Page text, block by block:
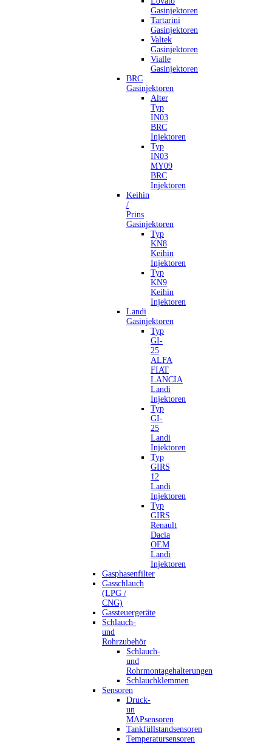
Gasinjektoren
Tartarini
Gasinjektoren
Valtek
Gasinjektoren
Vialle
Gasinjektoren
BRC
Gasinjektoren
Alter
Typ
IN03
BRC
Injektoren
Typ
IN03
MY09
BRC
Injektoren
Keihin
/
Prins
Gasinjektoren
Typ
KN8
Keihin
Injektoren
Typ
KN9
Keihin
Injektoren
Landi
Gasinjektoren
Typ
GI-
25
ALFA
FIAT
LANCIA
Landi
Injektoren
Typ
GI-
25
Landi
Injektoren
Typ
GIRS
12
Landi
Injektoren
Typ
GIRS
Renault
Dacia
OEM
Landi
Injektoren
Gasphasenfilter
Gasschlauch
(LPG /
CNG)
Gassteuergeräte
Schlauch-
und
Rohrzubehör
Schlauch-
und
Rohrmontagehalterungen
Schlauchklemmen
Sensoren
Druck-
un
MAPsensoren
Tankfüllstandsensoren
Temperatursensoren